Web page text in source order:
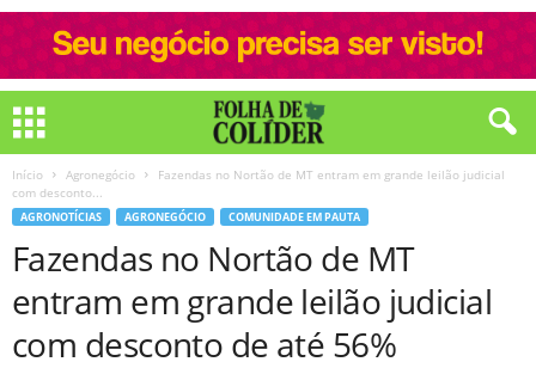
Início Agronegócio
Fazendas no Nortão de MT entram em grande leilão judicial
com desconto...
AGRONOTÍCIAS AGRONEGÓCIO COMUNIDADE EM PAUTA
Fazendas no Nortão de MT
entram em grande leilão judicial
com desconto de até 56%